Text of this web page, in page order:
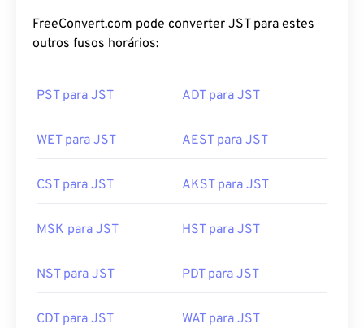
FreeConvert.com pode converter JST para estes
outros fusos horários:
PST para JST ADT para JST
WET para JST AEST para JST
CST para JST AKST para JST
MSK para JST HST para JST
NST para JST PDT para JST
CDT para JST WAT para JST